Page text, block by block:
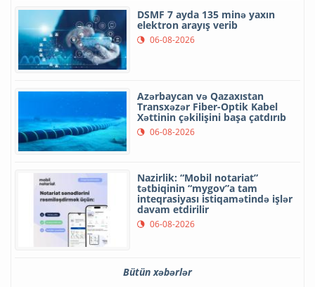
DSMF 7 ayda 135 minə yaxın
elektron arayış verib
06-08-2026
Azərbaycan və Qazaxıstan
Transxəzər Fiber-Optik Kabel
Xəttinin çəkilişini başa çatdırıb
06-08-2026
Nazirlik: “Mobil notariat”
tətbiqinin “mygov”a tam
inteqrasiyası istiqamətində işlər
davam etdirilir
06-08-2026
Bütün xəbərlər